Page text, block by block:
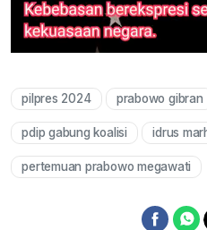
pilpres 2024 prabowo gibran
pdip gabung koalisi idrus
pertemuan prabowo megawati